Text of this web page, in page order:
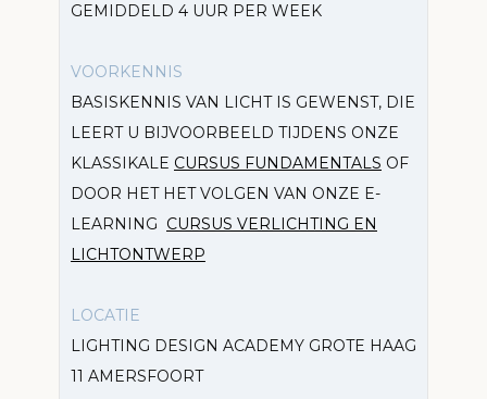
GEMIDDELD 4 UUR PER WEEK
VOORKENNIS
BASISKENNIS VAN LICHT IS GEWENST, DIE
LEERT U BIJVOORBEELD TIJDENS ONZE
KLASSIKALE CURSUS FUNDAMENTALS OF
DOOR HET HET VOLGEN VAN ONZE E-
LEARNING CURSUS VERLICHTING EN
LICHTONTWERP
LOCATIE
LIGHTING DESIGN ACADEMY GROTE HAAG
11 AMERSFOORT